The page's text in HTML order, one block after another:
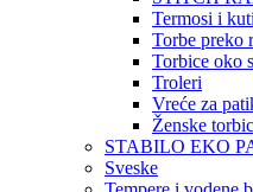
Termosi i
Torbe preko
Torbice oko
Troleri
Vreće za
Ženske
STABILO EKO
Sveske